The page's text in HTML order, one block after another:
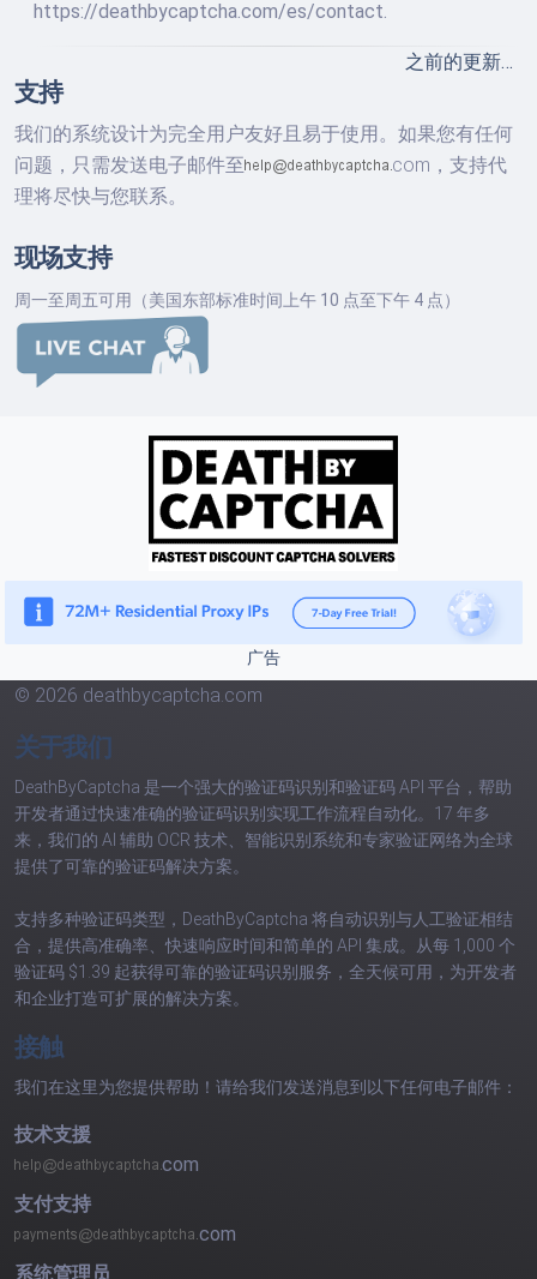
https://deathbycaptcha.com/es/contact.
之前的更新…
支持
我们的系统设计为完全用户友好且易于使用。如果您有任何
问题，只需发送电子邮件至
com， 支持代
理将尽快与您联系。
现场支持
周一至周五可用（美国东部标准时间上午 10 点至下午 4 点）
广告
© 2026 deathbycaptcha.com
关于我们
DeathByCaptcha 是一个强大的验证码识别和验证码 API 平台，帮助
开发者通过快速准确的验证码识别实现工作流程自动化。17 年多
来，我们的 AI 辅助 OCR 技术、智能识别系统和专家验证网络为全球
提供了可靠的验证码解决方案。
支持多种验证码类型，DeathByCaptcha 将自动识别与人工验证相结
合，提供高准确率、快速响应时间和简单的 API 集成。从每 1,000 个
验证码 $1.39 起获得可靠的验证码识别服务，全天候可用，为开发者
和企业打造可扩展的解决方案。
接触
我们在这里为您提供帮助！请给我们发送消息到以下任何电子邮件：
技术支援
com
支付支持
com
系统管理员